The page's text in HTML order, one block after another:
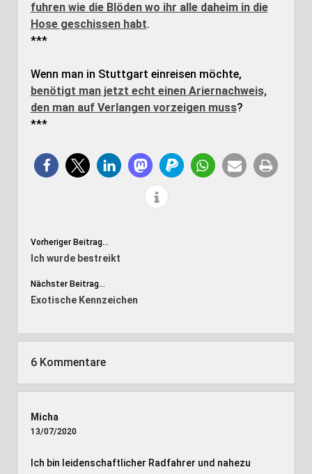
fuhren wie die Blöden wo ihr alle daheim in die
Hose geschissen habt.
***
Wenn man in Stuttgart einreisen möchte,
benötigt man jetzt echt einen Ariernachweis,
den man auf Verlangen vorzeigen muss?
***
Vorheriger Beitrag...
Ich wurde bestreikt
Nächster Beitrag...
Exotische Kennzeichen
6 Kommentare
Micha
13/07/2020
Ich bin leidenschaftlicher Radfahrer und nahezu